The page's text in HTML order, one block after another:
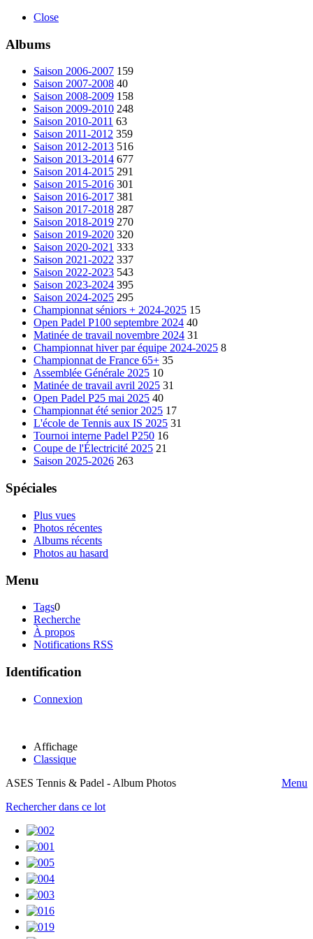
Close
Albums
Saison 2006-2007 159
Saison 2007-2008 40
Saison 2008-2009 158
Saison 2009-2010 248
Saison 2010-2011 63
Saison 2011-2012 359
Saison 2012-2013 516
Saison 2013-2014 677
Saison 2014-2015 291
Saison 2015-2016 301
Saison 2016-2017 381
Saison 2017-2018 287
Saison 2018-2019 270
Saison 2019-2020 320
Saison 2020-2021 333
Saison 2021-2022 337
Saison 2022-2023 543
Saison 2023-2024 395
Saison 2024-2025 295
Championnat séniors + 2024-2025 15
Open Padel P100 septembre 2024 40
Matinée de travail novembre 2024 31
Championnat hiver par équipe 2024-2025 8
Championnat de France 65+ 35
Assemblée Générale 2025 10
Matinée de travail avril 2025 31
Open Padel P25 mai 2025 40
Championnat été senior 2025 17
L'école de Tennis aux IS 2025 31
Tournoi interne Padel P250 16
Coupe de l'Électricité 2025 21
Saison 2025-2026 263
Spéciales
Plus vues
Photos récentes
Albums récents
Photos au hasard
Menu
Tags0
Recherche
À propos
Notifications RSS
Identification
Connexion
Affichage
Classique
ASES Tennis & Padel - Album Photos
Menu
Rechercher dans ce lot